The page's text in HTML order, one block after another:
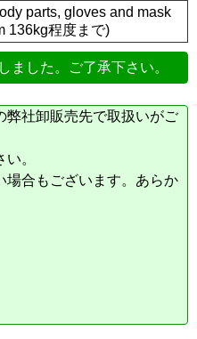
parts, gloves and mask
136kg程度まで)
ました。ご了承下さい。
弊社卸販売先で取扱いがご
。
場合もございます。あらか